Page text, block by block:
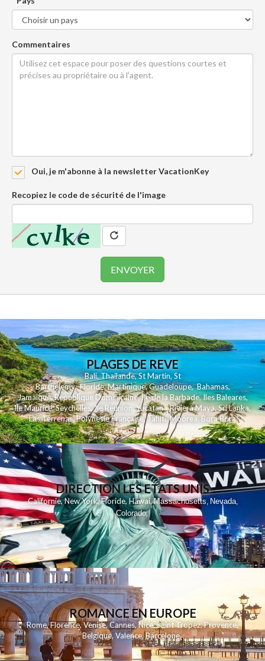
Commentaires
Oui, je m'abonne à la newsletter VacationKey
Recopiez le code de sécurité de l'image
PLAGES DE REVE
Bali,Thailande,St Martin,St
Barthelemy,Floride,Martinique,Guadeloupe,Bahamas,
Jamaique,Republique Dominicaine,Ile de la Barbade,Iles Baleares,
Ile Maurice,Seychelles,Ile Reunion,Yucatan - Riviera Maya,Sri Lanka,
Las Terrenas,Polynesie Française,Tahiti,Moorea, Bora Bora
DIRECTION LES ETATS UNIS
Californie,New York,Floride,Hawai,Massachusetts, Nevada,
Colorado,
ROMANCE EN EUROPE
Rome,Florence,Venise,Cannes,Nice,Saint Tropez,Provence,
Belgique,Valence,Barcelone,